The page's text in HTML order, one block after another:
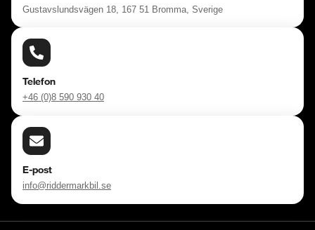
Gustavslundsvägen 18, 167 51 Bromma, Sverige
Telefon
+46 (0)8 590 930 40
E-post
info@riddermarkbil.se